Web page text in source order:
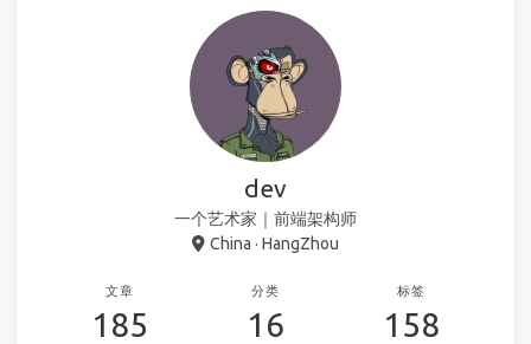
dev
一个艺术家｜前端架构师
China · HangZhou
文章
185
分类
16
标签
158